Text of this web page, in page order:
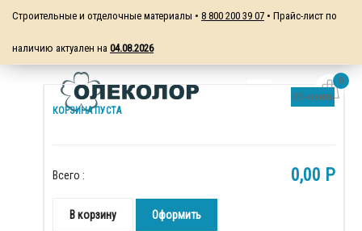
Строительные и отделочные материалы • 8 800 200 39 07 • Прайс-лист по
наличию актуален на 04.08.2026
0
КОРЗИНА ПУСТА
Обновить
Всего : 0,00 P
В корзину Оформить